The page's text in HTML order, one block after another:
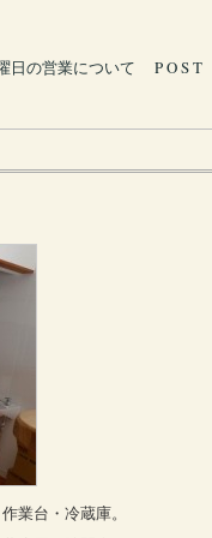
日の営業について P O S T
業台・冷蔵庫。